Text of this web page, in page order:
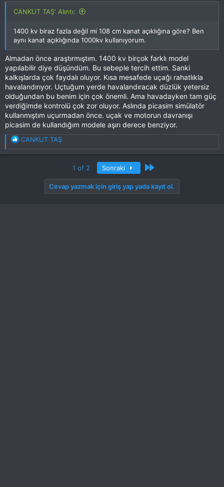
CANKUT TAŞ' Alıntı:
1400 kv biraz fazla değil mi 108 cm kanat açıklığına göre? Ben
aynı kanat açıklığında 1000kv kullanıyorum.
Almadan önce araştırmıştım. 1400 kv birçok farklı model
yapılabilir diye düşündüm. Bu sebeple tercih ettim. Sanki
kalkışlarda çok faydalı oluyor. Kısa mesafede uçağı rahatlıkla
havalandırıyor. Uçtuğum yerde havalandıracak düzlük yetersiz
olduğundan bu benim için çok önemli. Ama havadayken tam güç
verdiğimde kontrolü çok zor oluyor. Aslında picasim simülatör
kullanmıştım uçurmadan önce. uçak ve motorun davranışı
picasim de kullandığım modele aşırı derece benziyor.
T
e
p
CANKUT TAŞ
1 of 2 Sonraki Son
Cevap yazmak için giriş yap yada kayıt ol.